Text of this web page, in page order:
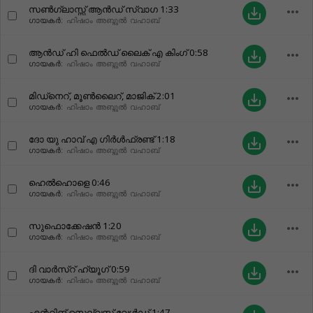
സൺഗ്ലാസ്സ് ആൻഡ് സ്വാഗ 1:33
ഗായകർ: ഹിഷാം അബ്ദുൽ വഹാബ് save_alt more_horiz
ആൻഡ് ഹി ഫെൽഡ് ലൈക് എ കിംഗ്0:58
ഗായകർ: ഹിഷാം അബ്ദുൽ വഹാബ് save_alt more_horiz
മിഡ്‌നെറ്, മൂൺലൈറ്, മാജിക്2:01
ഗായകർ: ഹിഷാം അബ്ദുൽ വഹാബ് save_alt more_horiz
ദോ യു ഹാവ് എ ഗിർൾഫ്രണ്ട്‌1:18
ഗായകർ: ഹിഷാം അബ്ദുൽ വഹാബ് save_alt more_horiz
ഹെൽഹൊളെ 0:46
ഗായകർ: ഹിഷാം അബ്ദുൽ വഹാബ് save_alt more_horiz
സുഫൊക്കേഷൻ 1:20
ഗായകർ: ഹിഷാം അബ്ദുൽ വഹാബ് save_alt more_horiz
ദി വാർസ്റ് ഹ്യൂഗ്0:59
ഗായകർ: ഹിഷാം അബ്ദുൽ വഹാബ് save_alt more_horiz